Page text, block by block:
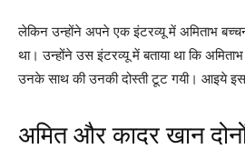
लेकिन उन्होंने अपने एक इंटरव्यू में अमिताभ
था। उन्होंने उस इंटरव्यू में बताया था कि
उनके साथ की उनकी दोस्ती टूट गयी। आइये इस
अमित और कादर खान